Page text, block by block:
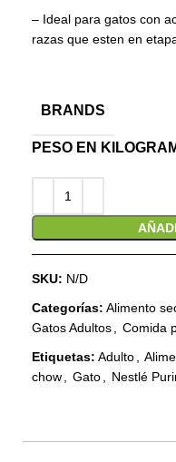
– Ideal para gatos con
razas que esten en
BRANDS
PESO EN
SKU: N/D
Categorías: Alimento
Gatos Adultos
Comida
Etiquetas: Adulto
chow
Gato Nestlé